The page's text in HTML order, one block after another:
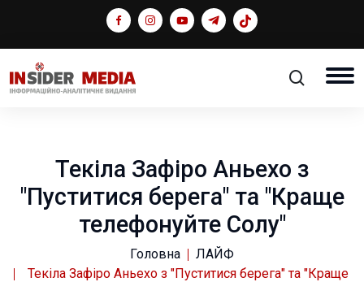
Текіла Зафіро Аньехо з
"Пуститися берега" та "Краще
телефонуйте Солу"
Головна
ЛАЙФ
Текіла Зафіро Аньехо з "Пуститися берега" та "Краще